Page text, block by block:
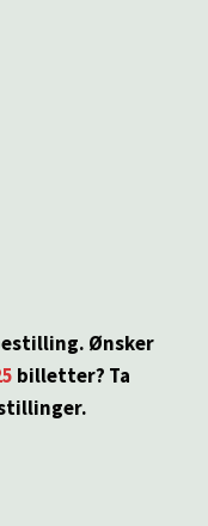
Ønsker
billetter? Ta